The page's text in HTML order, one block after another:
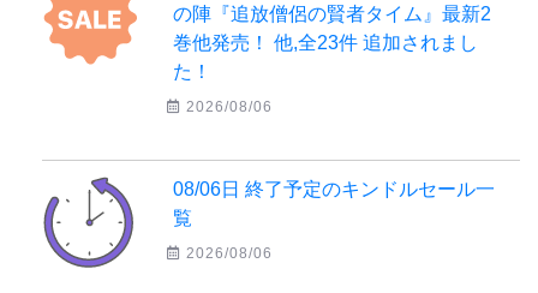
の陣『追放僧侶の賢者タイム』最新2
巻他発売！ 他,全23件 追加されまし
た！
2026/08/06
08/06日 終了予定のキンドルセール一
覧
2026/08/06